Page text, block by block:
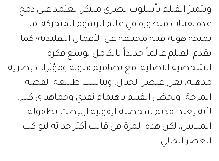
ويتميز الفيلم بأسلوب بصري مبتكر، يعتمد على دمج
عدة تقنيات متطورة في عالم الرسوم المتحركة، ما
يمنحه هوية فنية مختلفة عن الأعمال التقليدية؛ كما
يقدم الفيلم عالماً جديداً بالكامل يوسع فكرة
الشخصية الأصلية، مع تصاميم ملونة ومؤثرات بصرية
مذهلة، تعزز عنصر الخيال، وتناسب طبيعة القصة
المرحة. ويحظى الفيلم باهتمام نقدي وجماهيري كبير؛
لأنه يعيد تقديم شخصية أيقونية ارتبطت بطفولة
الملايين، لكن هذه المرة في قالب أكثر حداثة ليواكب
العصر الحالي.